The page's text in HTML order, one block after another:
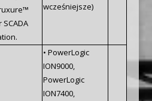
wcześniejsze)
• PowerLogic
ION9000,
PowerLogic
ION7400,